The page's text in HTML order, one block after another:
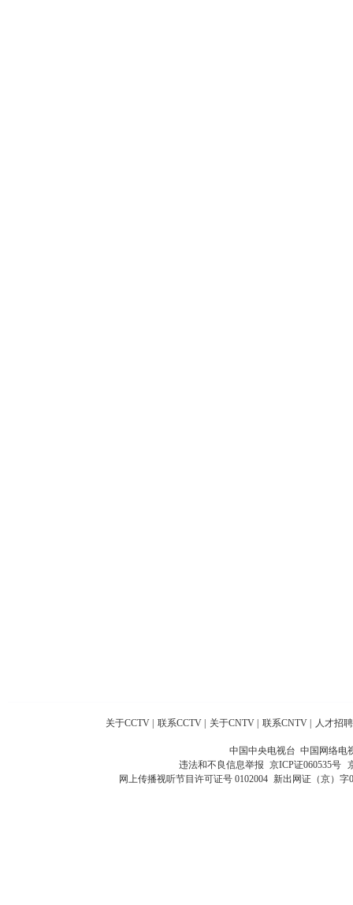
关于CCTV 联系CCTV 关于CNTV 联系CNTV 人才招聘
中国中央电视台 中国网络电
违法和不良信息举报 京ICP证060535号
网上传播视听节目许可证号 0102004 新出网证（京）